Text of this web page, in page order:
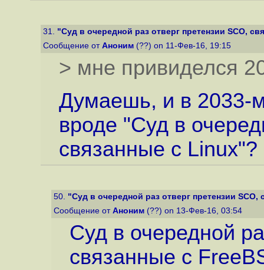
31. "Суд в очередной раз отверг претензии SCO,
Сообщение от Аноним (??) on 11-Фев-16, 19:15
> мне привиделся
Думаешь, и в 2033-
вроде "Суд в
связанные с Linux"?
50. "Суд в очередной раз отверг претензии SCO,
Сообщение от Аноним (??) on 13-Фев-16, 03:54
Суд в очередной
связанные с